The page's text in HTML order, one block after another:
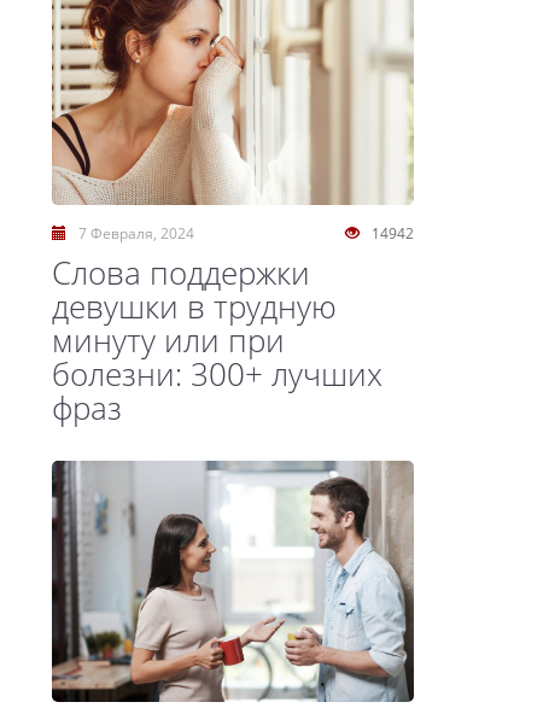
14942
7 Февраля, 2024
Слова поддержки
девушки в трудную
минуту или при
болезни: 300+ лучших
фраз